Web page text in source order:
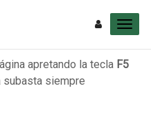
apretando la tecla F5
subasta siempre